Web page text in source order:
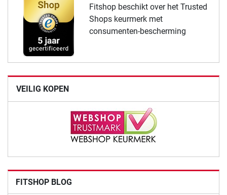
Fitshop beschikt over het Trusted
Shops keurmerk met
consumenten-bescherming
VEILIG KOPEN
FITSHOP BLOG